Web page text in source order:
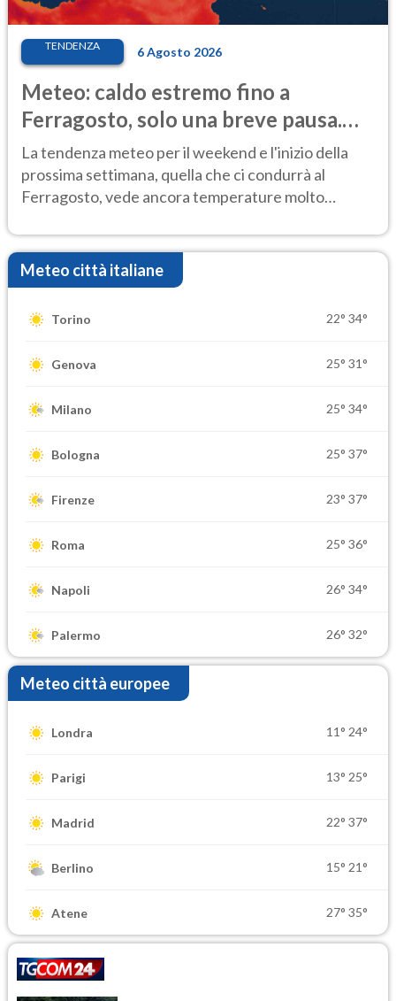
TENDENZA 6 Agosto 2026
Meteo: caldo estremo fino a
Ferragosto, solo una breve pausa.
Ecco dove
La tendenza meteo per il weekend e l'inizio della
prossima settimana, quella che ci condurrà al
Ferragosto, vede ancora temperature molto
Meteo città italiane
Torino 22° 34°
Genova 25° 31°
Milano 25° 34°
Bologna 25° 37°
Firenze 23° 37°
Roma 25° 36°
Napoli 26° 34°
Palermo 26° 32°
Meteo città europee
Londra 11° 24°
Parigi 13° 25°
Madrid 22° 37°
Berlino 15° 21°
Atene 27° 35°